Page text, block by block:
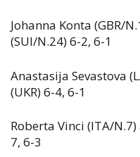
Johanna Konta (GBR/
(SUI/N.24) 6-2, 6-1
Anastasija Sevastova
(UKR) 6-4, 6-1
Roberta Vinci (ITA/
7, 6-3